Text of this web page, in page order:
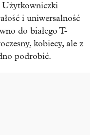
Użytkowniczki
i uniwersalność
do białego T-
kobiecy, ale z
podrobić.